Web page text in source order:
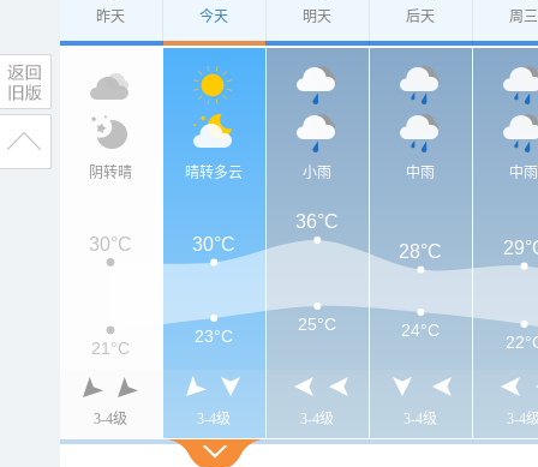
昨天 今天 明天 后天 周三
阴转晴
3-4级
晴转多云
3-4级
小雨
3-4级
中雨
3-4级
中雨
3-4
30°C 30°C
36°C
28°C
21°C
23°C
25°C 24°C